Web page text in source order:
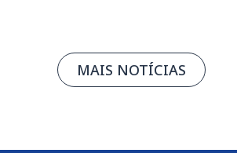
MAIS NOTÍCIAS